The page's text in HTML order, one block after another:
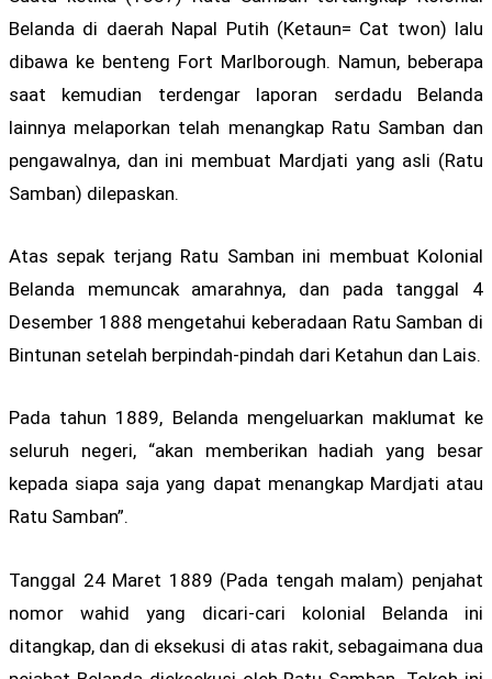
Belanda di daerah Napal Putih (Ketaun= Cat twon) lalu
dibawa ke benteng Fort Marlborough. Namun, beberapa
saat kemudian terdengar laporan serdadu Belanda
lainnya melaporkan telah menangkap Ratu Samban dan
pengawalnya, dan ini membuat Mardjati yang asli (Ratu
Samban) dilepaskan.
Atas sepak terjang Ratu Samban ini membuat Kolonial
Belanda memuncak amarahnya, dan pada tanggal 4
Desember 1888 mengetahui keberadaan Ratu Samban di
Bintunan setelah berpindah-pindah dari Ketahun dan Lais.
Pada tahun 1889, Belanda mengeluarkan maklumat ke
seluruh negeri, “akan memberikan hadiah yang besar
kepada siapa saja yang dapat menangkap Mardjati atau
Ratu Samban”.
Tanggal 24 Maret 1889 (Pada tengah malam) penjahat
nomor wahid yang dicari-cari kolonial Belanda ini
ditangkap, dan di eksekusi di atas rakit, sebagaimana dua